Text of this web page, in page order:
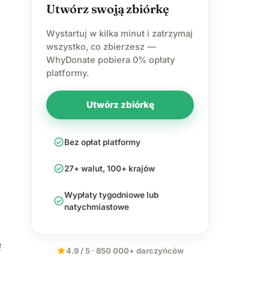
Utwórz swoją zbiórkę
Wystartuj w kilka minut i zatrzymaj
wszystko, co zbierzesz —
WhyDonate pobiera 0% opłaty
platformy.
Utwórz zbiórkę
check_circleBez opłat platformy
check_circle27+ walut, 100+ krajów
check_circleWypłaty tygodniowe lub
natychmiastowe
star4.9 / 5 · 850 000+ darczyńców